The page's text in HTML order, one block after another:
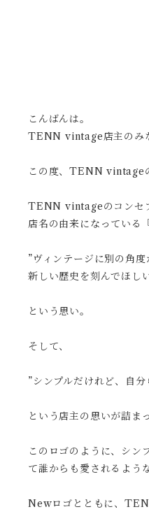
こんばんは。
TENN vintage店主のみ
この度、TENN vintage
TENN vintageのコンセ
店名の由来になっている
”ヴィンテージに別の角
新しい歴史を刻んでほし
という思い。
そして、
”シンプルだけれど、自
という店主の思いが詰ま
このロゴのように、シン
て誰からも愛されるよう
Newロゴとともに、